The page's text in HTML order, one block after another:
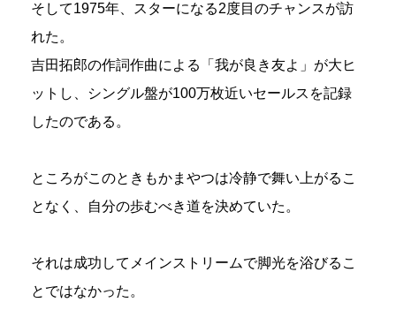
そして1975年、スターになる2度目のチャンスが訪
れた。
吉田拓郎の作詞作曲による「我が良き友よ」が大ヒ
ットし、シングル盤が100万枚近いセールスを記録
したのである。
ところがこのときもかまやつは冷静で舞い上がるこ
となく、自分の歩むべき道を決めていた。
それは成功してメインストリームで脚光を浴びるこ
とではなかった。